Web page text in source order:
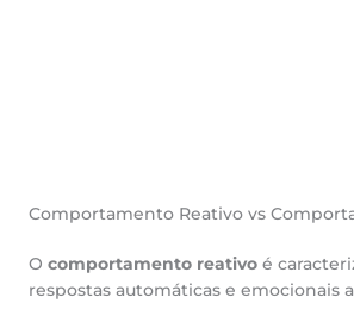
Comportamento Reativo vs
O comportamento reativo é
respostas automáticas e emocionais